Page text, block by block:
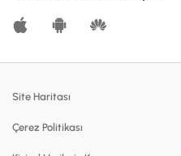
Katılma Hesapları
Site Haritası
Çerez Politikası